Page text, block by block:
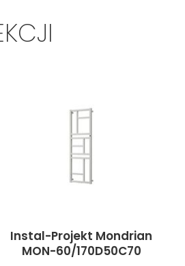
Instal-Projekt Mondrian
MON-60/170D50C70